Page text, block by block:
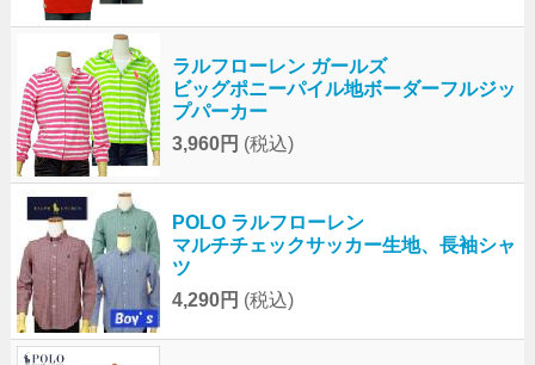
ラルフローレン ガールズ
ビッグポニーパイル地ボーダーフルジッ
プパーカー
3,960円 (税込)
POLO ラルフローレン
マルチチェックサッカー生地、長袖シャ
ツ
4,290円 (税込)